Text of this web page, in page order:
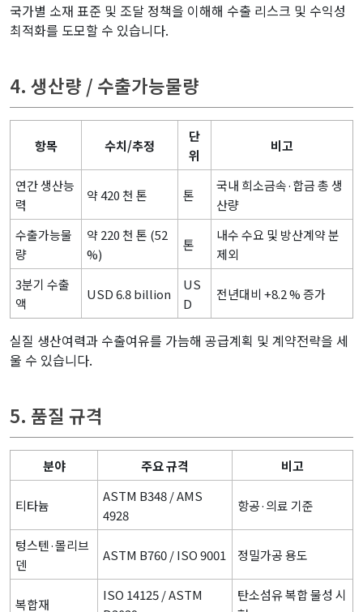
국가별 소재 표준 및 조달 정책을 이해해 수출 리스크 및 수익성
최적화를 도모할 수 있습니다.
4. 생산량 / 수출가능물량
항목 수치/추정
단
위
비고
연간 생산능
력
약 420 천 톤 톤
국내 희소금속·합금 총 생
산량
수출가능물
량
약 220 천 톤 (52
%)
톤
내수 수요 및 방산계약 분
제외
3분기 수출
액
USD 6.8 billion
US
D
전년대비 +8.2 % 증가
실질 생산여력과 수출여유를 가늠해 공급계획 및 계약전략을 세
울 수 있습니다.
5. 품질 규격
분야 주요 규격 비고
티타늄
ASTM B348 / AMS
4928
항공·의료 기준
텅스텐·몰리브
덴
ASTM B760 / ISO 9001 정밀가공 용도
복합재
ISO 14125 / ASTM
탄소섬유 복합 물성 시